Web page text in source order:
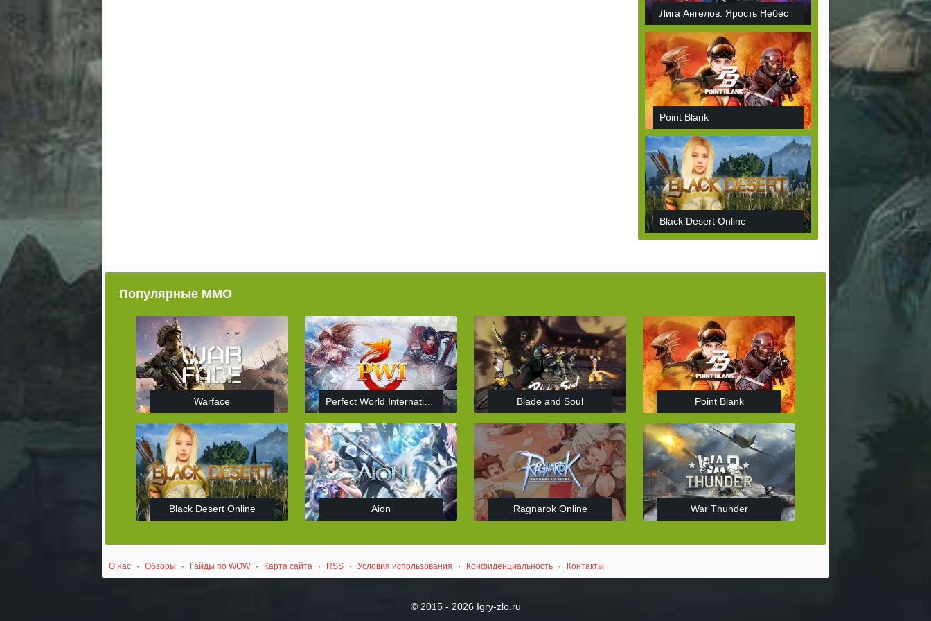
Лига Ангелов: Ярость Небес
Point Blank
Black Desert Online
Популярные ММО
Warface Blade and Soul Point Blank
Black Desert Online Aion Ragnarok Online War Thunder
О нас · Обзоры · Гайды по WOW · Карта сайта · RSS · Условия использования · Конфиденциальность · Контакты
© 2015 - 2026 Igry-zlo.ru